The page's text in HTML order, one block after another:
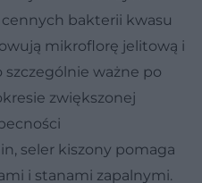
bakterii kwasu
mikroflorę jelitową i
szczególnie ważne po
zwiększonej
seler kiszony pomaga
i stanami zapalnymi.